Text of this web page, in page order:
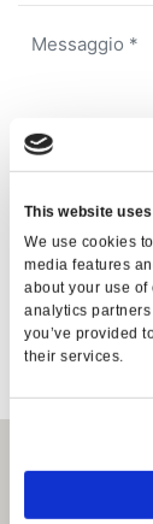
This website
We use cookies
media features
about your use
analytics
you’ve provided
their services.
A seguito
Fornisco il
vostra
Fornisco il
profilazione